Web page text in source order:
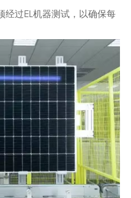
过EL机器测试，以确保每